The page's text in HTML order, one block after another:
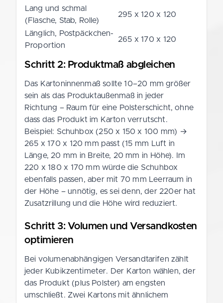
Lang und schmal
(Flasche, Stab, Rolle)
295 x 120 x 120
Länglich, Postpäckchen-
Proportion
265 x 170 x 120
Schritt 2: Produktmaß abgleichen
Das Kartoninnenmaß sollte 10–20 mm größer
sein als das Produktaußenmaß in jeder
Richtung – Raum für eine Polsterschicht, ohne
dass das Produkt im Karton verrutscht.
Beispiel: Schuhbox (250 x 150 x 100 mm) →
265 x 170 x 120 mm passt (15 mm Luft in
Länge, 20 mm in Breite, 20 mm in Höhe). Im
220 x 180 x 170 mm würde die Schuhbox
ebenfalls passen, aber mit 70 mm Leerraum in
der Höhe – unnötig, es sei denn, der 220er hat
Zusatzrillung und die Höhe wird reduziert.
Schritt 3: Volumen und Versandkosten
optimieren
Bei volumenabhängigen Versandtarifen zählt
jeder Kubikzentimeter. Der Karton wählen, der
das Produkt (plus Polster) am engsten
umschließt. Zwei Kartons mit ähnlichem